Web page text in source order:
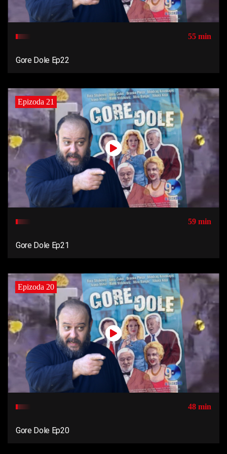
55 min
Gore Dole Ep22
Epizoda 21
59 min
Gore Dole Ep21
Epizoda 20
48 min
Gore Dole Ep20